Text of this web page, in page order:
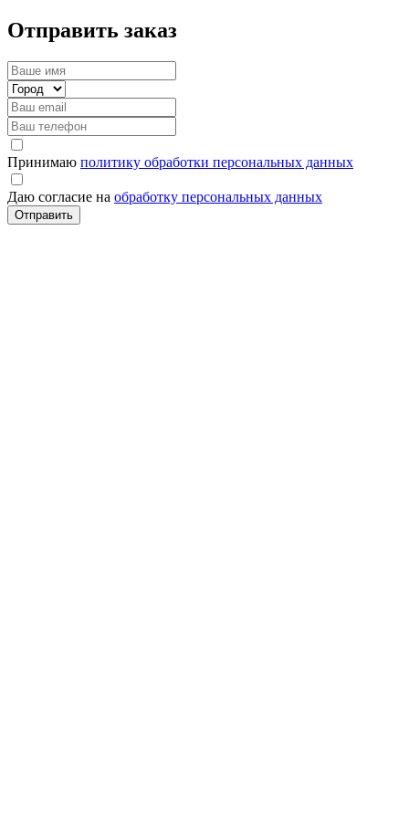
Отправить заказ
Принимаю политику обработки персональных данных
Даю согласие на обработку персональных данных